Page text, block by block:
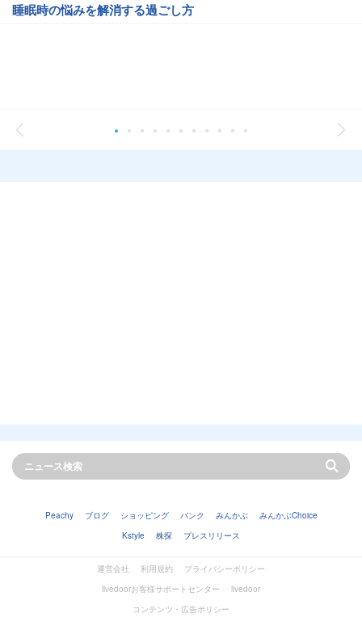
睡眠時の悩みを解消する過ごし方
Peachy ブログ ショッピング バンク みんかぶ
みんかぶChoice
Kstyle
株探 プレスリリース
運営会社 利用規約
プライバシーポリシー
livedoorお客様サポートセンター
livedoor
コンテンツ・広告ポリシー